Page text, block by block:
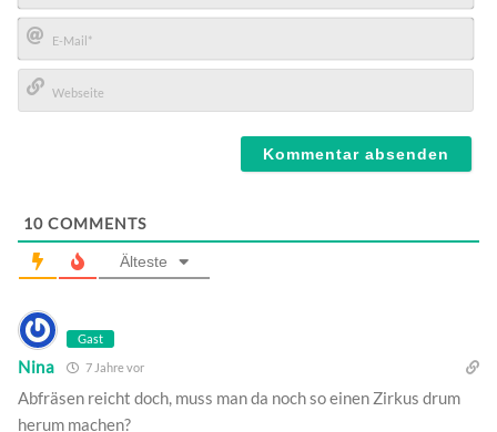
Name*
E-
Mail*
10 COMMENTS
Älteste
Gast
Nina 7 Jahre vor
Abfräsen reicht doch, muss man da noch so einen Zirkus drum
herum machen?